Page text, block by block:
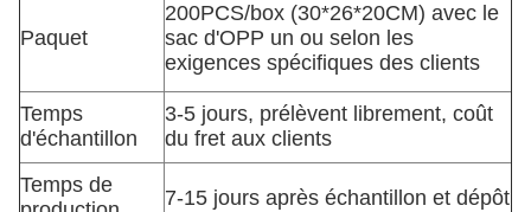
Paquet
200PCS/box (30*26*20CM) avec le
sac d'OPP un ou selon les
exigences spécifiques des clients
Temps
d'échantillon
3-5 jours, prélèvent librement, coût
du fret aux clients
Temps de
7-15 jours après échantillon et dépôt